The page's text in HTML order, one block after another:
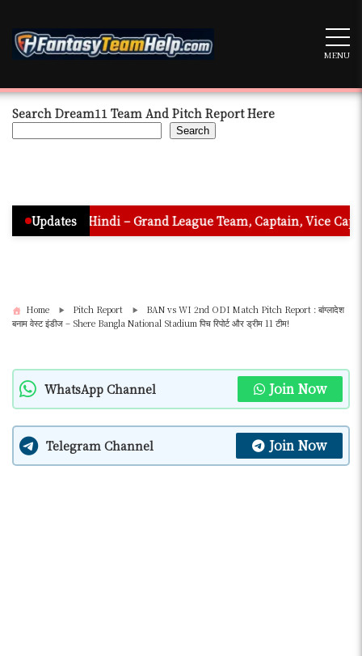
content
MENU
Search Dream11 Team And Pitch Report Here
Search
Updates
Hindi – Grand League Team, Captain, Vice Captain & Must
Home Pitch Report
BAN vs WI 2nd ODI Match Pitch Report : बांग्लादेश
बनाम वेस्ट इंडीज – Shere Bangla National Stadium पिच रिपोर्ट और ड्रीम 11 टीम!
WhatsApp Channel Join Now
Telegram Channel Join Now